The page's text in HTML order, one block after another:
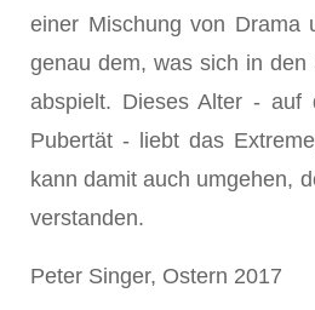
einer Mischung von Drama
genau dem, was sich in den
abspielt. Dieses Alter - auf
Pubertät - liebt das
kann damit auch umgehen,
verstanden.
Peter Singer, Ostern 2017